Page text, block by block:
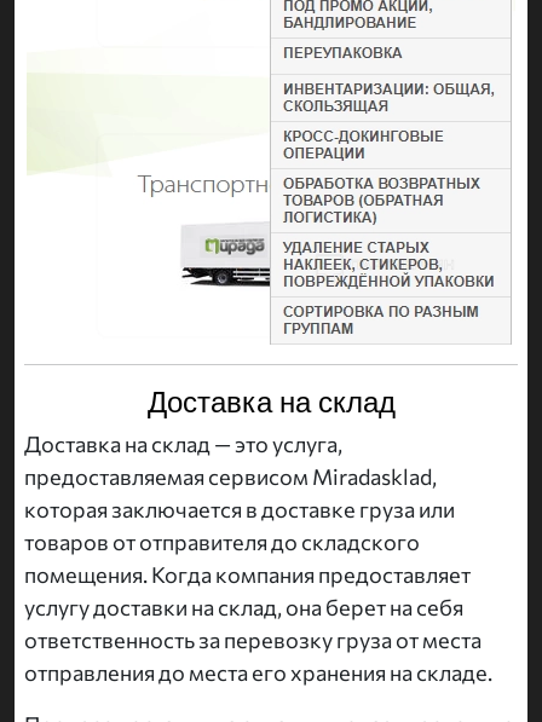
Доставка на склад
Доставка на склад — это услуга,
предоставляемая сервисом Miradasklad,
которая заключается в доставке груза или
товаров от отправителя до складского
помещения. Когда компания предоставляет
услугу доставки на склад, она берет на себя
ответственность за перевозку груза от места
отправления до места его хранения на складе.